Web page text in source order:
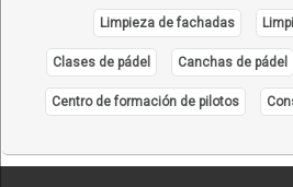
Limpieza de fachadas
Clases de pádel Canchas de pádel
Centro de formación de pilotos